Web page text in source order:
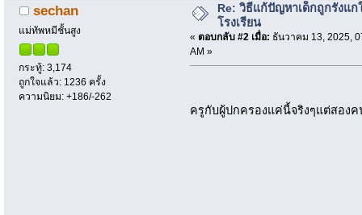
sechan
แม่ทัพหมีชั้นสูง
กระทู้: 3,174
ถูกใจแล้ว: 1236 ครั้ง
ความนิยม: +186/-262
Re: วิธีแก้ปัญหาเด็กถูกรังแก
โรงเรียน
« ตอบกลับ #2 เมื่อ: ธันวาคม 13, 2025,
AM »
ครูกับผู้ปกครองแค่นี้จริงๆแต่สอง